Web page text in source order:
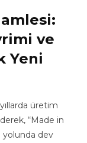
ve
Yeni
üretim
“Made in
yolunda dev